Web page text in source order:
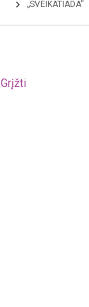
„SVEIKATIADA“
Grįžti